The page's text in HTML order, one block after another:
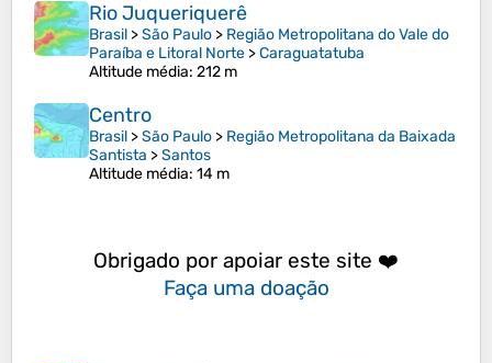
Rio Juqueriquerê
Brasil >São Paulo > Região Metropolitana do Vale do
Paraíba e Litoral Norte >Caraguatatuba
Altitude média: 212 m
Centro
Brasil >São Paulo > Região Metropolitana da Baixada
Santista >Santos
Altitude média: 14 m
Obrigado por apoiar este site ❤️
Faça uma doação